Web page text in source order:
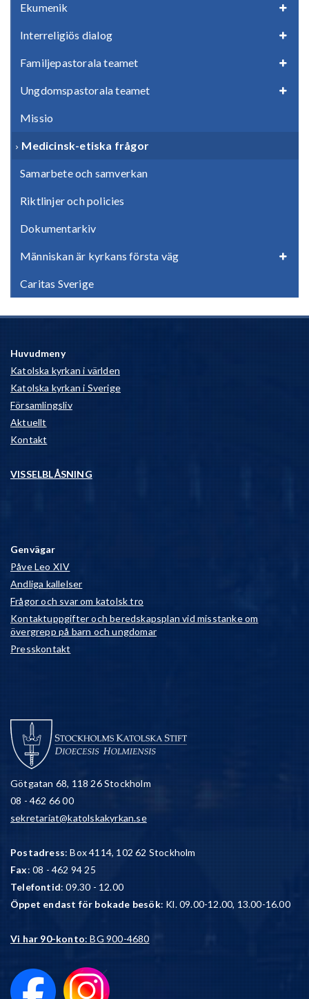
Ekumenik
Interreligiös dialog
Familjepastorala teamet
Ungdomspastorala teamet
Missio
Medicinsk-etiska frågor
Samarbete och samverkan
Riktlinjer och policies
Dokumentarkiv
Människan är kyrkans första väg
Caritas Sverige
Huvudmeny
Katolska kyrkan i världen
Katolska kyrkan i Sverige
Församlingsliv
Aktuellt
Kontakt
VISSELBLÅSNING
Genvägar
Påve Leo XIV
Andliga kallelser
Frågor och svar om katolsk tro
Kontaktuppgifter och beredskapsplan vid misstanke om
övergrepp på barn och ungdomar
Presskontakt
Götgatan 68, 118 26 Stockholm
08 - 462 66 00
sekretariat@katolskakyrkan.se
Postadress: Box 4114, 102 62 Stockholm
Fax: 08 - 462 94 25
Telefontid: 09.30 - 12.00
Öppet endast för bokade besök: Kl. 09.00-12.00, 13.00-16.00
Vi har 90-konto: BG 900-4680